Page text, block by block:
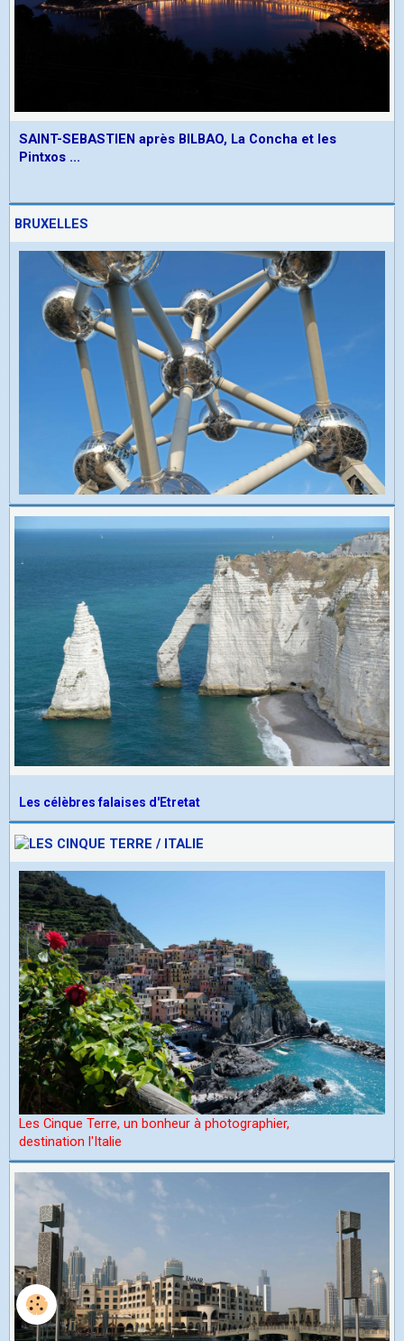
SAINT-SEBASTIEN après BILBAO, La Concha et les
Pintxos ...
BRUXELLES
Les célèbres falaises d'Etretat
Les Cinque Terre, un bonheur à photographier,
destination l'Italie